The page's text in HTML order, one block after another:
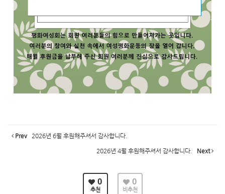
Prev 2026년 6월 후원해주셔서 감사합니다.
2026년 4월 후원해주셔서 감사합니다. Next
0
추천
0
비추천